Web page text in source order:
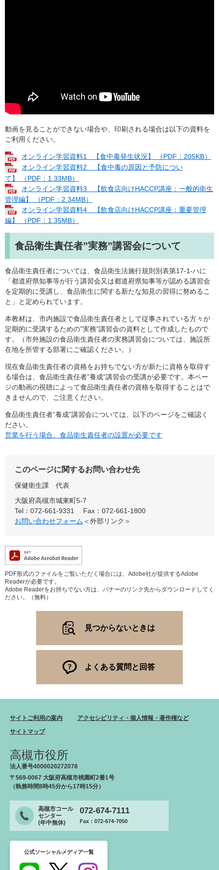
動画を見ることができない場合や、印刷される場合は以下の資料を
ご利用ください。
オンライン学習資料1 【食中毒発生状況】 （PDF：205KB）
オンライン学習資料2 【食中毒の原因と予防につい
て】 （PDF：1.33MB）
オンライン学習資料3 【飲食店向けHACCP講座：一般的衛生
管理編】 （PDF：2.34MB）
オンライン学習資料4 【飲食店向けHACCP講座：重要管理
編】 （PDF：1.35MB）
食品衛生責任者”実務”講習会について
食品衛生責任者については、食品衛生法施行規則別表第17-1-ハに
「都道府県知事等が行う講習会又は都道府県知事等が認める講習会
を定期的に受講し、食品衛生に関する新たな知見の習得に努めるこ
と」と定められています。
本教材は、市内施設で食品衛生責任者として従事されている方々が
定期的に受講するための”実務”講習会の資料として作成したもので
す。（市外施設の食品衛生責任者の実務講習会については、施設所
在地を所管する部署にご確認ください。）
現在食品衛生責任者の資格をお持ちでない方が新たに資格を取得す
る場合は、食品衛生責任者”養成”講習会の受講が必要です。本ペー
ジの動画の視聴によって食品衛生責任者の資格を取得することはで
きませんので、ご注意ください。
食品衛生責任者”養成”講習会については、以下のページをご確認く
ださい。
営業を行う場合、食品衛生責任者の設置が必要です
このページに関するお問い合わせ先
保健衛生課
代表
大阪府高槻市城東町5-7
Tel：072-661-9331
Fax：072-661-1800
お問い合わせフォーム ＜外部リンク＞
PDF形式のファイルをご覧いただく場合には、Adobe社が提供するAdobe
Readerが必要です。
Adobe Readerをお持ちでない方は、バナーのリンク先からダウンロードしてく
ださい。（無料）
見つからないときは
よくある質問と回答
サイトご利用の案内
アクセシビリティ・個人情報・著作権など
サイトマップ
高槻市役所
法人番号4000020272078
〒569-0067 大阪府高槻市桃園町2番1号
（執務時間8時45分から17時15分）
高槻市コール
センター
(年中無休)
072-674-7111
Fax：072-674-7050
公式ソーシャルメディア一覧